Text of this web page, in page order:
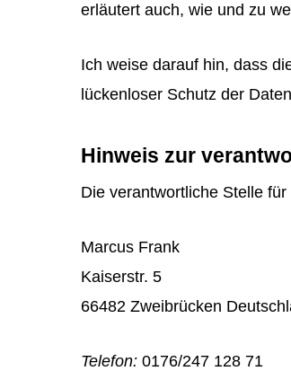
erläutert auch, wie und zu
Ich weise darauf hin, dass
lückenloser Schutz der
Hinweis zur
Die verantwortliche Stelle
Marcus Frank
Kaiserstr. 5
66482 Zweibrücken
Telefon: 0176/247 128 71